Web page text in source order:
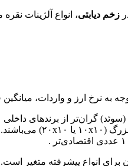
زخم دیابتی، انواع آلژینات
(سوئد) گران‌تر از برندهای